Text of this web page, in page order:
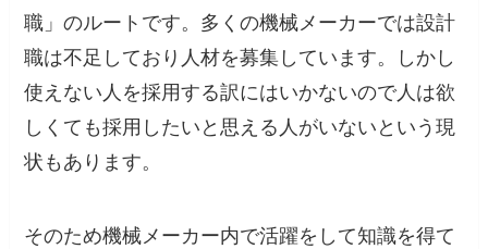
職」のルートです。多くの機械メーカーでは設計
職は不足しており人材を募集しています。しかし
使えない人を採用する訳にはいかないので人は欲
しくても採用したいと思える人がいないという現
状もあります。
そのため機械メーカー内で活躍をして知識を得て